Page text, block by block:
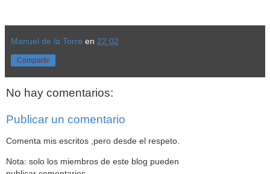
Manuel de la Torre en 22:02
Compartir
No hay comentarios:
Publicar un comentario
Comenta mis escritos ,pero desde el respeto.
Nota: solo los miembros de este blog pueden